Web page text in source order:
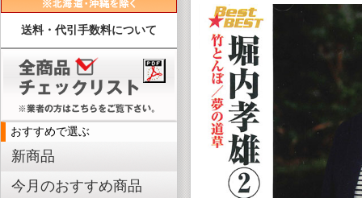
送料・代引手数料について
おすすめで選ぶ
新商品
今月のおすすめ商品